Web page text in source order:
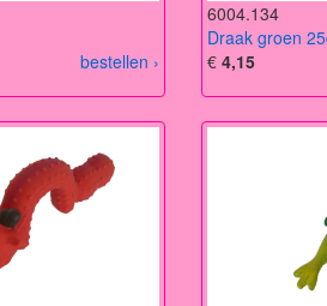
bestellen ›
6004.134
Draak groen
€ 4,15